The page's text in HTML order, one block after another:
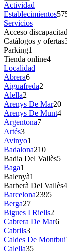
Actividad
Establecimientos
Servicios
Acceso
Catálogos y ofertas
Parking1
Tienda online4
Localidad
Abrera6
Aiguafreda2
Alella2
Arenys De Mar20
Arenys De Munt4
Argentona7
Artés3
Avinyo1
Badalona210
Badia Del Vallès5
Baga1
Balenyà1
Barberà Del Vallès
Barcelona2395
Berga27
Bigues I Riells2
Cabrera De Mar6
Cabrils3
Caldes De Montbui
Calella35